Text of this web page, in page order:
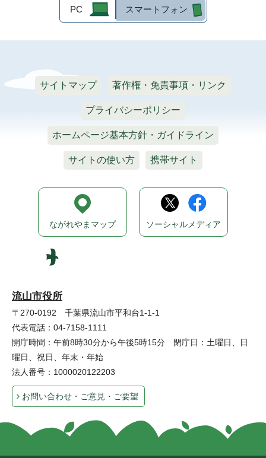
PC スマートフォン
サイトマップ 著作権・免責事項・リンク
プライバシーポリシー
ホームページ基本方針・ガイドライン
サイトの使い方 携帯サイト
流山市役所
〒270-0192 千葉県流山市平和台1-1-1
代表電話：04-7158-1111
開庁時間：午前8時30分から午後5時15分 閉庁日：土曜日、日
曜日、祝日、年末・年始
法人番号：1000020122203
お問い合わせ・ご意見・ご要望
ながれやまマップ ソーシャルメディア